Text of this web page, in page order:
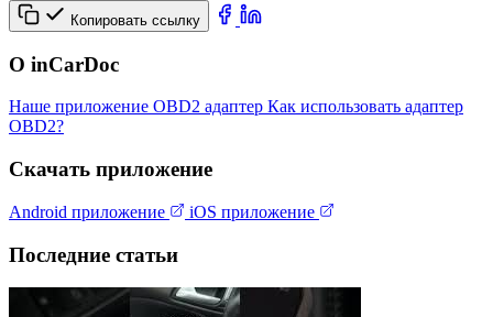
Копировать ссылку
О inCarDoc
Наше приложение OBD2 адаптер Как использовать адаптер
OBD2?
Скачать приложение
Android приложение iOS приложение
Последние статьи